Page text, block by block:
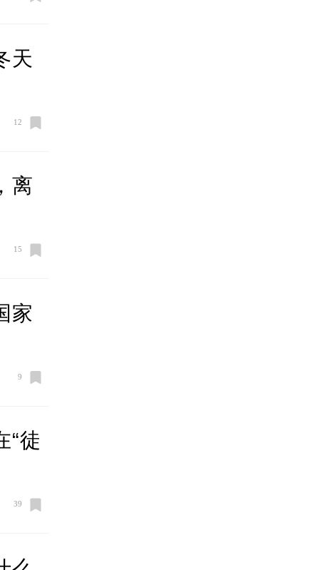
天
12
离
15
家
9
“徒
39